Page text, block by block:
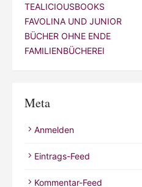
TEALICIOUSBOOKS
FAVOLINA UND JUNIOR
BÜCHER OHNE ENDE
FAMILIENBÜCHEREI
Meta
Anmelden
Eintrags-Feed
Kommentar-Feed